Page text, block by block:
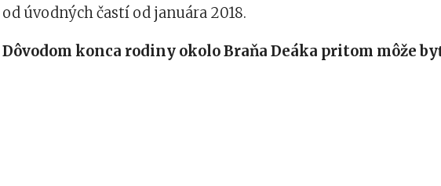
od úvodných častí od januára 2018.
Dôvodom konca rodiny okolo Braňa Deáka pritom môže